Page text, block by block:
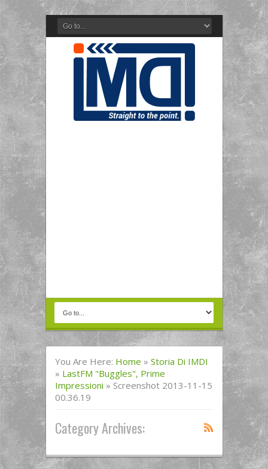
You Are Here: Home » Storia Di IMDI
» LastFM "buggles", Prime
Impressioni » Screenshot 2013-11-15
00.36.19
Category Archives: